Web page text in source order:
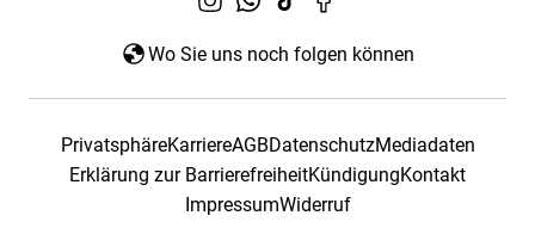
Wo Sie uns noch folgen können
PrivatsphäreKarriereAGBDatenschutzMediadaten
Erklärung zur BarrierefreiheitKündigungKontakt
ImpressumWiderruf